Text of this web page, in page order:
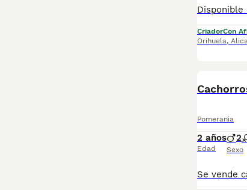
CriadorCon
Orihuela,
Pomerania
2 años
Edad
2
Sexo